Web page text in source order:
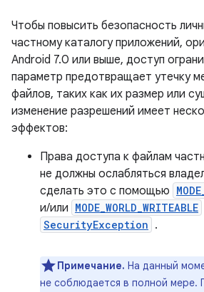
Чтобы повысить безопасность
частному каталогу приложений,
Android 7.0 или выше, доступ
параметр предотвращает утечку
файлов, таких как их размер или
изменение разрешений имеет
эффектов:
Права доступа к файлам
не должны ослабляться
сделать это с помощью
и/или MODE_WORLD_WRITEABLE
SecurityException .
Примечание. На данный
не соблюдается в полной мере.